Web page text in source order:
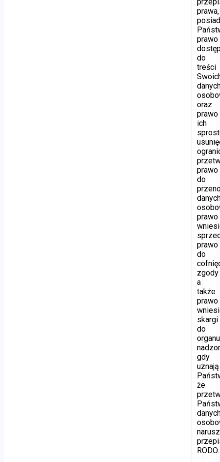
prawa,
prawo
do
treści
oraz
prawo
ich
prawo
do
prawo
prawo
do
zgody
a
także
prawo
skargi
do
organu
gdy
uznają
że
RODO.